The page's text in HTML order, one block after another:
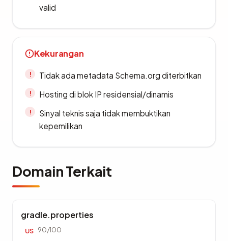
valid
Kekurangan
Tidak ada metadata Schema.org diterbitkan
Hosting di blok IP residensial/dinamis
Sinyal teknis saja tidak membuktikan
kepemilikan
Domain Terkait
gradle.properties
US 90/100